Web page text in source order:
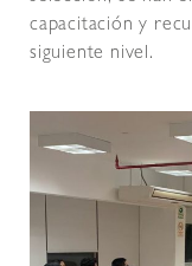
capacitación y
siguiente nivel.